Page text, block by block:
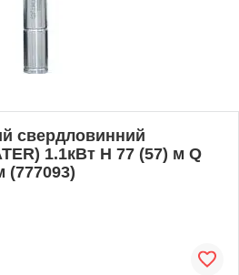
свердловинний
1.1кВт H 77 (57) м Q
(777093)